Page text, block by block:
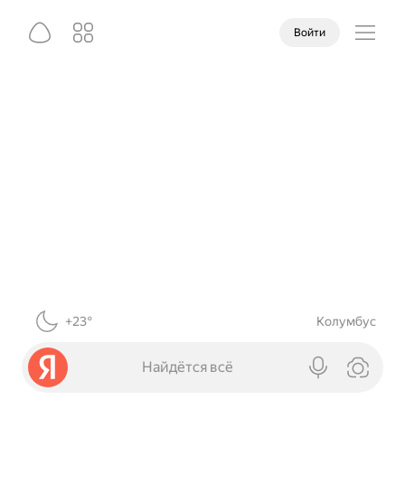
Войти
+23° Колумбус
Найдётся всё